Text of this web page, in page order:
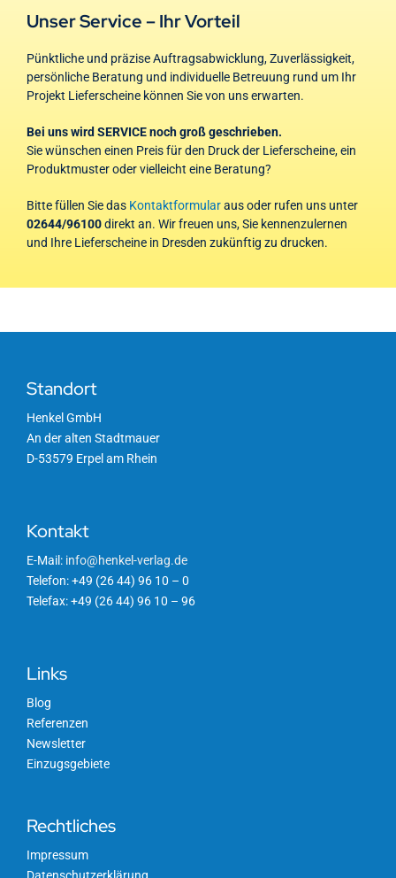
Unser Service – Ihr Vorteil
Pünktliche und präzise Auftragsabwicklung, Zuverlässigkeit,
persönliche Beratung und individuelle Betreuung rund um Ihr
Projekt Lieferscheine können Sie von uns erwarten.
Bei uns wird SERVICE noch groß geschrieben.
Sie wünschen einen Preis für den Druck der Lieferscheine, ein
Produktmuster oder vielleicht eine Beratung?
Bitte füllen Sie das Kontaktformularaus oder rufen uns unter
02644/96100direkt an. Wir freuen uns, Sie kennenzulernen
und Ihre Lieferscheine in Dresden zukünftig zu drucken.
Standort
Henkel GmbH
An der alten Stadtmauer
D-53579 Erpel am Rhein
Kontakt
E-Mail: info@henkel-verlag.de
Telefon: +49 (26 44) 96 10 – 0
Telefax: +49 (26 44) 96 10 – 96
Links
Blog
Referenzen
Newsletter
Einzugsgebiete
Rechtliches
Impressum